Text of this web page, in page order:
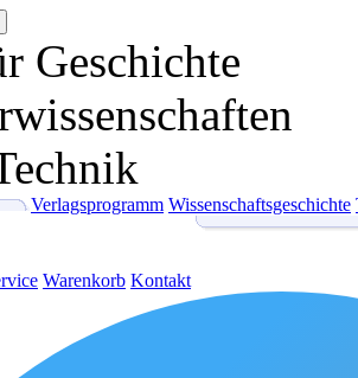
Geschichte
Verlagsprogramm Wissenschaftsgeschichte
Warenkorb Kontakt